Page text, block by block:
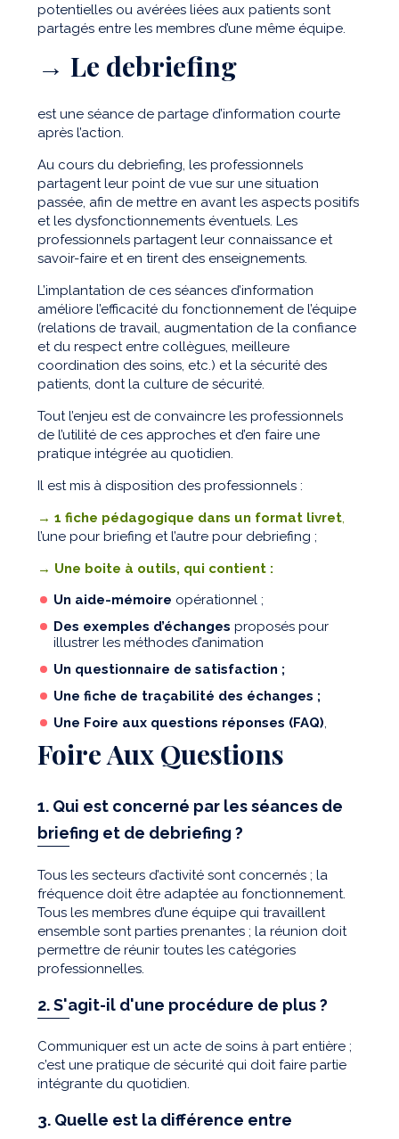
potentielles ou avérées liées aux patients sont
partagés entre les membres d’une même équipe.
→ Le debriefing
est une séance de partage d’information courte
après l’action.
Au cours du debriefing, les professionnels
partagent leur point de vue sur une situation
passée, afin de mettre en avant les aspects positifs
et les dysfonctionnements éventuels. Les
professionnels partagent leur connaissance et
savoir-faire et en tirent des enseignements.
L’implantation de ces séances d’information
améliore l’efficacité du fonctionnement de l’équipe
(relations de travail, augmentation de la confiance
et du respect entre collègues, meilleure
coordination des soins, etc.) et la sécurité des
patients, dont la culture de sécurité.
Tout l’enjeu est de convaincre les professionnels
de l’utilité de ces approches et d’en faire une
pratique intégrée au quotidien.
Il est mis à disposition des professionnels :
→ 1 fiche pédagogique dans un format livret,
l’une pour briefing et l’autre pour debriefing ;
→ Une boite à outils, qui contient :
Un aide-mémoire opérationnel ;
Des exemples d’échanges proposés pour
illustrer les méthodes d’animation
Un questionnaire de satisfaction ;
Une fiche de traçabilité des échanges ;
Une Foire aux questions réponses (FAQ),
Foire Aux Questions
1. Qui est concerné par les séances de
briefing et de debriefing ?
Tous les secteurs d’activité sont concernés ; la
fréquence doit être adaptée au fonctionnement.
Tous les membres d’une équipe qui travaillent
ensemble sont parties prenantes ; la réunion doit
permettre de réunir toutes les catégories
professionnelles.
2. S'agit-il d'une procédure de plus ?
Communiquer est un acte de soins à part entière ;
c’est une pratique de sécurité qui doit faire partie
intégrante du quotidien.
3. Quelle est la différence entre